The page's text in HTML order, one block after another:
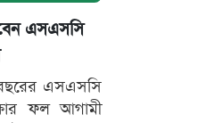
এসএসসি
এসএসসি
ফল আগামী